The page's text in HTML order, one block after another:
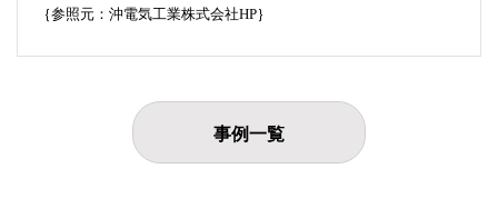
｛参照元：沖電気工業株式会社HP｝
事例一覧